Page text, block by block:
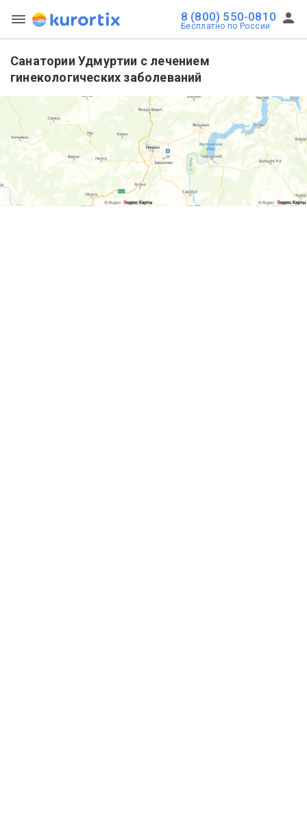
8 (800) 550-0810
Бесплатно по России
Санатории Удмуртии с лечением
гинекологических заболеваний